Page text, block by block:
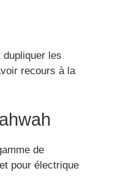
dupliquer les
recours à la
de
pour électrique